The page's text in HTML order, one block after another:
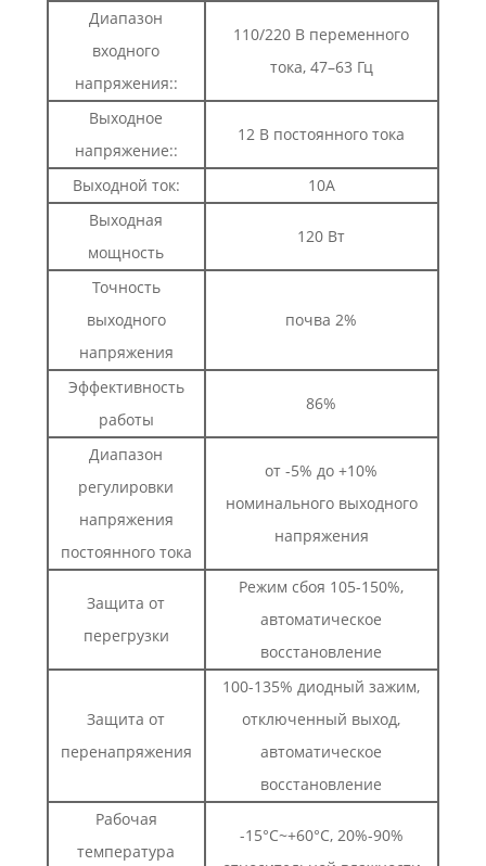
Диапазон
входного
напряжения::
110/220 В переменного
тока, 47–63 Гц
Выходное
напряжение::
12 В постоянного тока
Выходной ток:
10А
Выходная
мощность
120 Вт
Точность
выходного
напряжения
почва 2%
Эффективность
работы
86%
Диапазон
регулировки
напряжения
постоянного тока
от -5% до +10%
номинального выходного
напряжения
Защита от
перегрузки
Режим сбоя 105-150%,
автоматическое
восстановление
Защита от
перенапряжения
100-135% диодный зажим,
отключенный выход,
автоматическое
восстановление
Рабочая
температура
-15°C~+60°C, 20%-90%